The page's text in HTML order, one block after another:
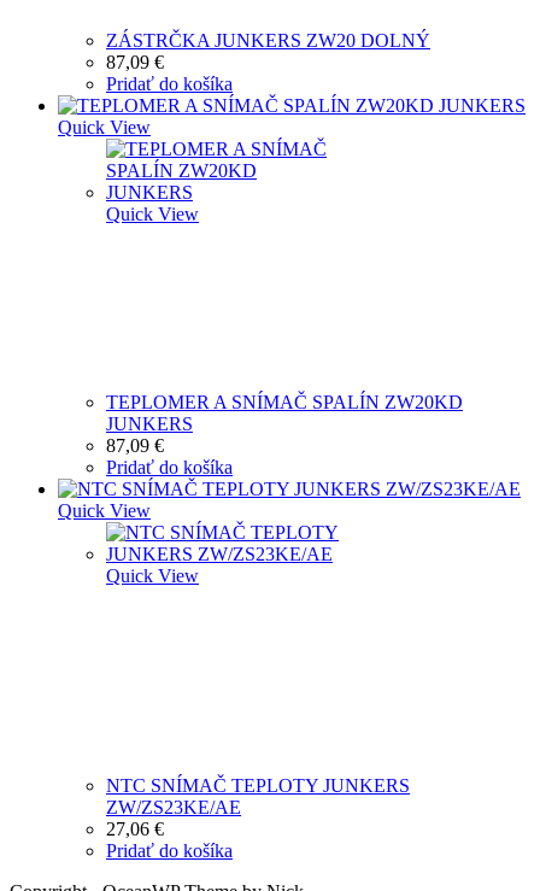
ZÁSTRČKA JUNKERS ZW20 DOLNÝ
87,09 €
Pridať do košíka
Quick View
Quick View
TEPLOMER A SNÍMAČ SPALÍN ZW20KD
JUNKERS
87,09 €
Pridať do košíka
Quick View
Quick View
NTC SNÍMAČ TEPLOTY JUNKERS
ZW/ZS23KE/AE
27,06 €
Pridať do košíka